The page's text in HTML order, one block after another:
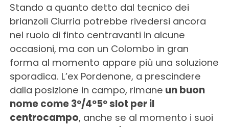
Stando a quanto detto dal tecnico dei
brianzoli Ciurria potrebbe rivedersi ancora
nel ruolo di finto centravanti in alcune
occasioni, ma con un Colombo in gran
forma al momento appare più una soluzione
sporadica. L’ex Pordenone, a prescindere
dalla posizione in campo, rimane un buon
nome come 3º/4º5º slot per il
centrocampo, anche se al momento i suoi